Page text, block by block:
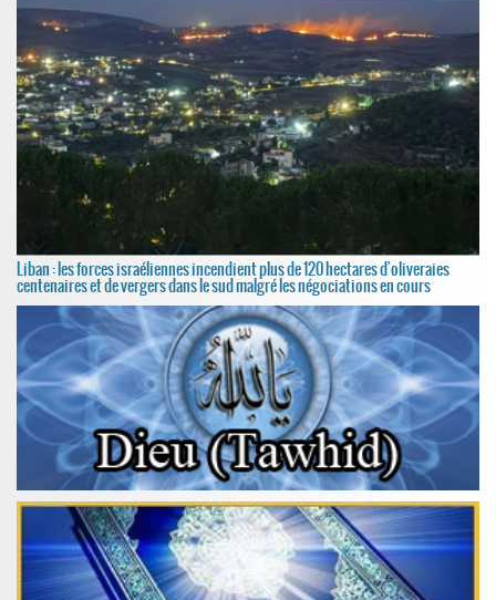
Liban : les forces israéliennes incendient plus de 120 hectares d'oliveraies
centenaires et de vergers dans le sud malgré les négociations en cours